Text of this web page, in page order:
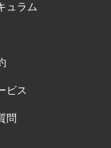
ュラム
ビス
問